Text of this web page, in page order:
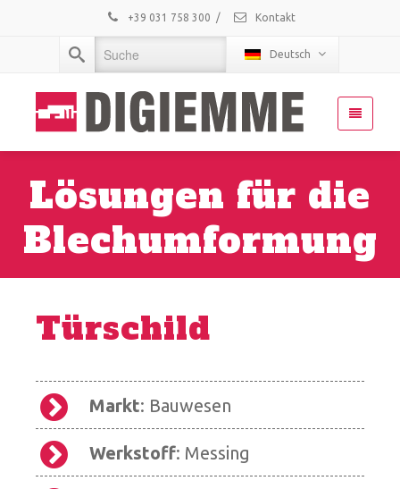
+39 031 758 300 / Kontakt
Deutsch
Lösungen für die
Blechumformung
Türschild
Markt: Bauwesen
Werkstoff: Messing